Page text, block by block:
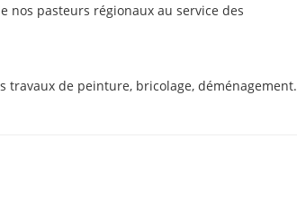
nos pasteurs régionaux au service des
travaux de peinture, bricolage, déménagement.